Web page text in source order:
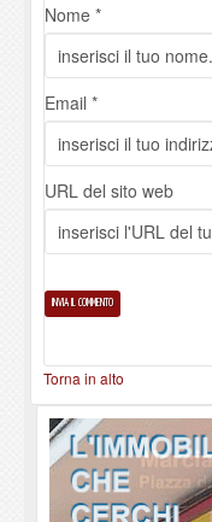
Nome *
Email *
URL del sito web
Torna in alto